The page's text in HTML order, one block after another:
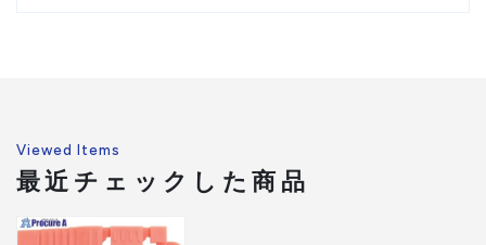
Viewed Items
最近チェックした商品